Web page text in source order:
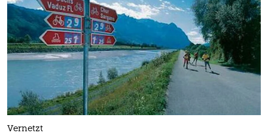
Vernetzt